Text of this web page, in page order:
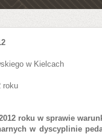
w Kielcach
roku
roku w sprawie
w dyscyplinie